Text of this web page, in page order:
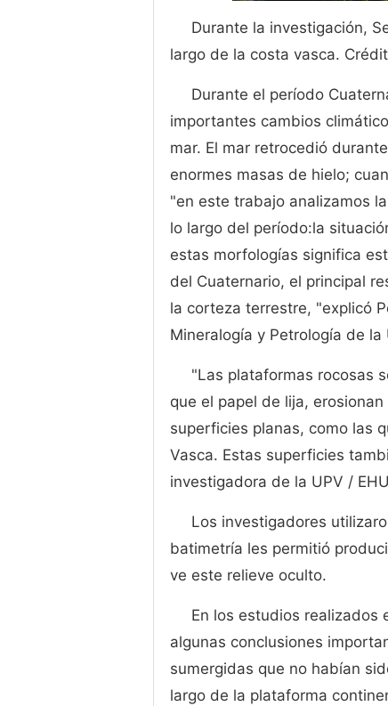
Durante la investigación,
largo de la costa vasca.
Durante el período
importantes cambios
mar. El mar retrocedió
enormes masas de hielo;
"en este trabajo analizamos
lo largo del período:la
estas morfologías significa
del Cuaternario, el principal
la corteza terrestre, "explicó
Mineralogía y Petrología de la
"Las plataformas rocosas
que el papel de lija,
superficies planas, como las
Vasca. Estas superficies
investigadora de la UPV /
Los investigadores
batimetría les permitió
ve este relieve oculto.
En los estudios realizados
algunas conclusiones
sumergidas que no habían
largo de la plataforma